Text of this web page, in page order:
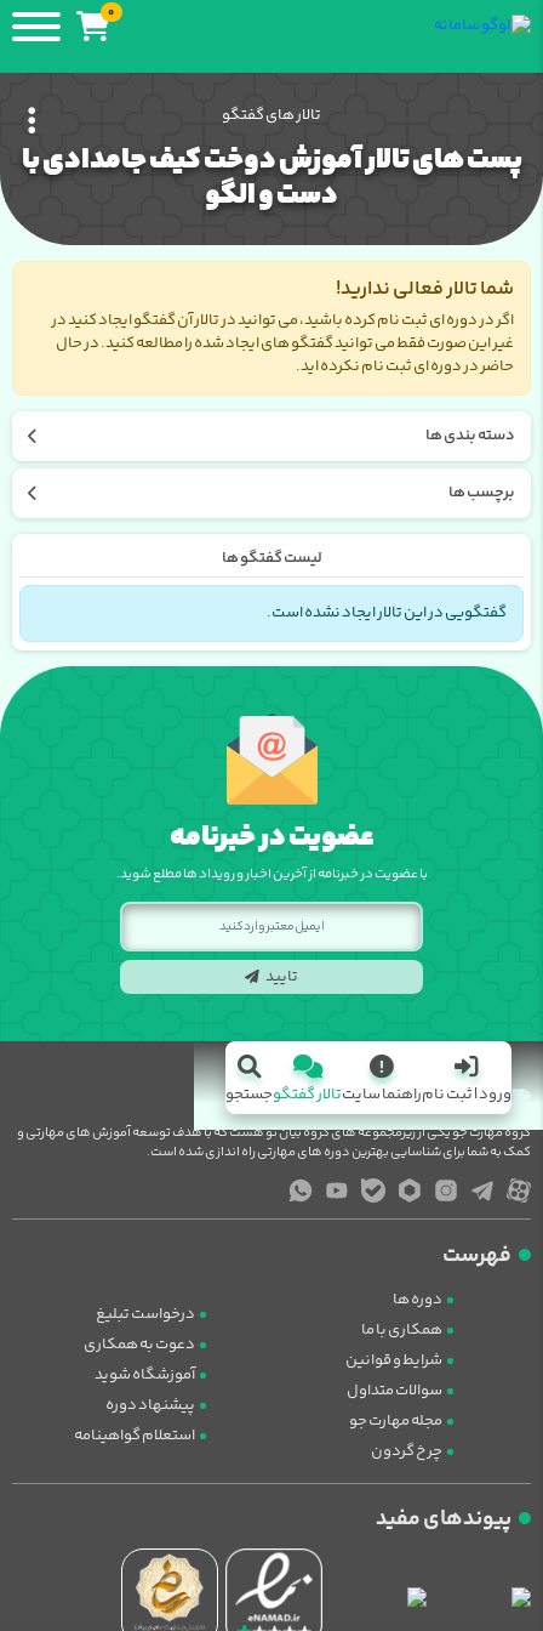
0
تالار های گفتگو
پست های تالار آموزش دوخت کیف جامدادی با
دست و الگو
شما تالار فعالی ندارید!
اگر در دوره ای ثبت نام کرده باشید، می توانید در تالار آن گفتگو ایجاد کنید در
غیر این صورت فقط می توانید گفتگو های ایجاد شده را مطالعه کنید. در حال
حاضر در دوره ای ثبت نام نکرده اید.
دسته بندی ها
برچسب ها
لیست گفتگو ها
گفتگویی در این تالار ایجاد نشده است.
عضویت در خبرنامه
با عضویت در خبرنامه از آخرین اخبار و رویداد ها مطلع شوید.
تایید
ورود | ثبت نامراهنما سایتتالار گفتگوجستجو
گروه مهارت جو یکی از زیرمجموعه های گروه بیان نو هست که با هدف توسعه آموزش های مهارتی و
کمک به شما برای شناسایی بهترین دوره های مهارتی راه اندازی شده است.
فهرست
دوره ها
همکاری با ما
شرایط و قوانین
سوالات متداول
مجله مهارت جو
چرخ گردون
درخواست تبلیغ
دعوت به همکاری
آموزشگاه شوید
پیشنهاد دوره
استعلام گواهینامه
پیوندهای مفید